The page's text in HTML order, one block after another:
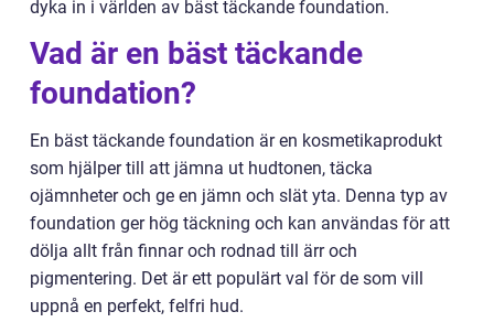
dyka in i världen av bäst täckande foundation.
Vad är en bäst täckande
foundation?
En bäst täckande foundation är en kosmetikaprodukt
som hjälper till att jämna ut hudtonen, täcka
ojämnheter och ge en jämn och slät yta. Denna typ av
foundation ger hög täckning och kan användas för att
dölja allt från finnar och rodnad till ärr och
pigmentering. Det är ett populärt val för de som vill
uppnå en perfekt, felfri hud.